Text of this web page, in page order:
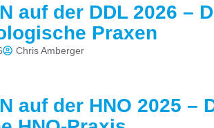
auf der DDL 2026 –
Praxen
Chris Amberger
auf der HNO 2025